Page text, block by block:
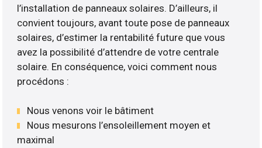
l’installation de panneaux solaires. D’ailleurs, il
convient toujours, avant toute pose de panneaux
solaires, d’estimer la rentabilité future que vous
avez la possibilité d’attendre de votre centrale
solaire. En conséquence, voici comment nous
procédons :
Nous venons voir le bâtiment
Nous mesurons l’ensoleillement moyen et
maximal